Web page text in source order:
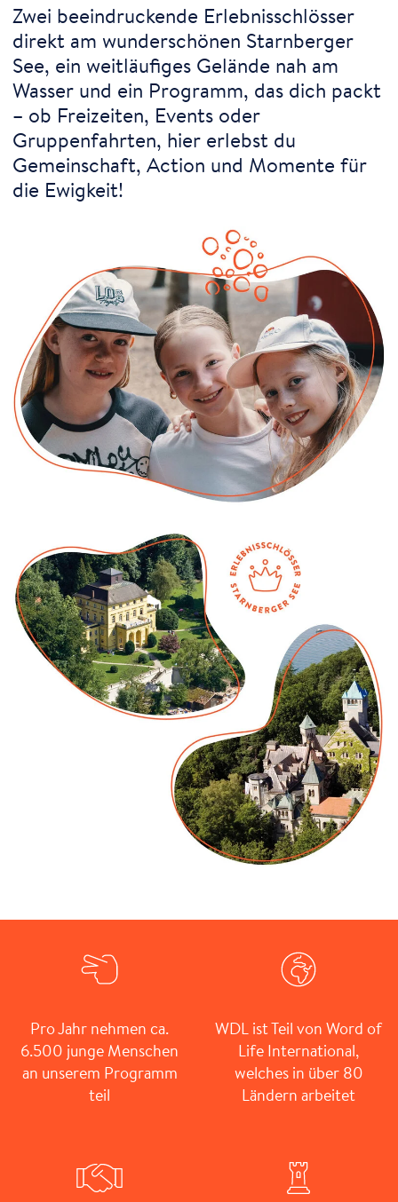
Zwei beeindruckende Erlebnisschlösser
direkt am wunderschönen Starnberger
See, ein weitläufiges Gelände nah am
Wasser und ein Programm, das dich packt
– ob Freizeiten, Events oder
Gruppenfahrten, hier erlebst du
Gemeinschaft, Action und Momente für
die Ewigkeit!
Pro Jahr nehmen ca.
6.500 junge Menschen
an unserem Programm
teil
WDL ist Teil von Word of
Life International,
welches in über 80
Ländern arbeitet